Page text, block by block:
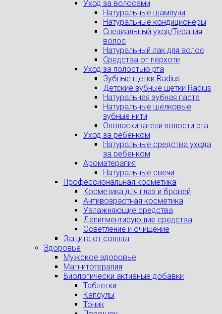
Уход за волосами
Натуральные шампуни
Натуральные кондиционеры
Специальный уход/Терапия
волос
Натуральный лак для волос
Средства от перхоти
Уход за полостью рта
Зубные щетки Radius
Детские зубные щетки Radius
Натуральная зубная паста
Натуральные шелковые
зубные нити
Ополаскиватели полости рта
Уход за ребенком
Натуральные средства ухода
за ребенком
Ароматерапия
Натуральные свечи
Профессиональная косметика
Косметика для глаз и бровей
Антивозрастная косметика
Увлажняющие средства
Депигментирующие средства
Осветление и очищение
Защита от солнца
Здоровье
Мужское здоровье
Магнитотерапия
Биологически активные добавки
Таблетки
Капсулы
Тоник